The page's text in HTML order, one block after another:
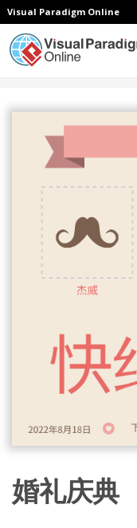
Visual Paradigm Online
婚礼庆典